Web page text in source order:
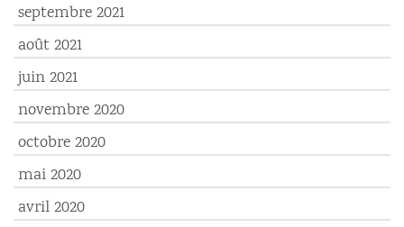
septembre 2021
août 2021
juin 2021
novembre 2020
octobre 2020
mai 2020
avril 2020